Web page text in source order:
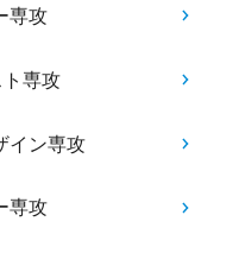
専攻
専攻
イン専攻
専攻